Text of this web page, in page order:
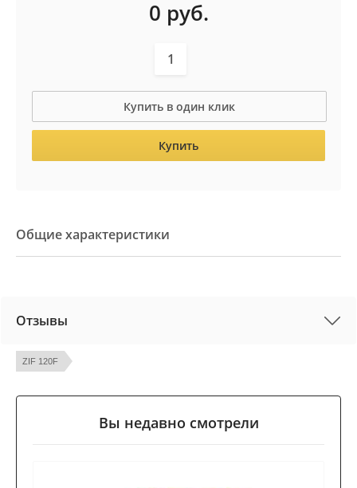
0 руб.
Купить в один клик
Купить
Общие характеристики
Отзывы
ZIF 120F
Вы недавно смотрели